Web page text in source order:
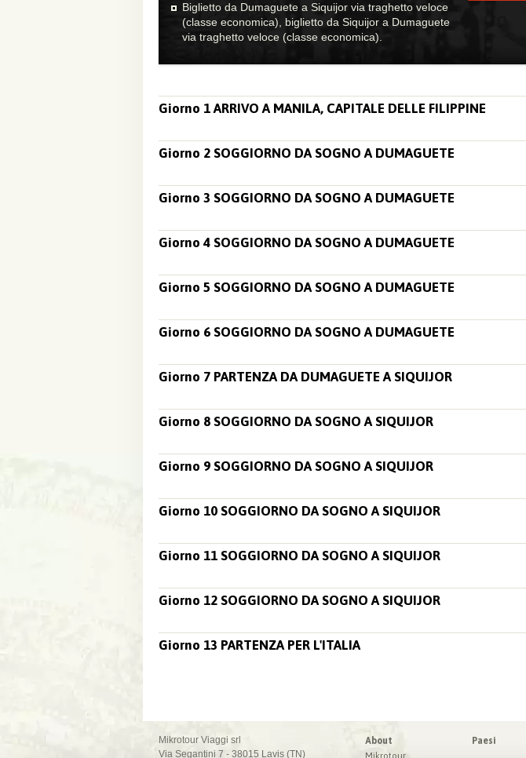
Biglietto da Dumaguete a Siquijor via traghetto veloce
(classe economica), biglietto da Siquijor a Dumaguete
via traghetto veloce (classe economica).
Giorno 1 ARRIVO A MANILA, CAPITALE DELLE FILIPPINE
Giorno 2 SOGGIORNO DA SOGNO A DUMAGUETE
Giorno 3 SOGGIORNO DA SOGNO A DUMAGUETE
Giorno 4 SOGGIORNO DA SOGNO A DUMAGUETE
Giorno 5 SOGGIORNO DA SOGNO A DUMAGUETE
Giorno 6 SOGGIORNO DA SOGNO A DUMAGUETE
Giorno 7 PARTENZA DA DUMAGUETE A SIQUIJOR
Giorno 8 SOGGIORNO DA SOGNO A SIQUIJOR
Giorno 9 SOGGIORNO DA SOGNO A SIQUIJOR
Giorno 10 SOGGIORNO DA SOGNO A SIQUIJOR
Giorno 11 SOGGIORNO DA SOGNO A SIQUIJOR
Giorno 12 SOGGIORNO DA SOGNO A SIQUIJOR
Giorno 13 PARTENZA PER L'ITALIA
Mikrotour Viaggi srl
Via Segantini 7 - 38015 Lavis (TN)
About
Mikrotour
Paesi